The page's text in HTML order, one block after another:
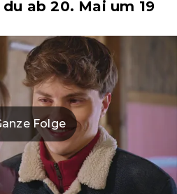
ab 20. Mai um 19
Folge